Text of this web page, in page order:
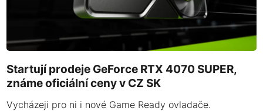
Startují prodeje GeForce RTX 4070 SUPER,
známe oficiální ceny v CZ SK
Vycházeji pro ni i nové Game Ready ovladače.